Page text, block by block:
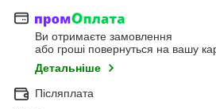
Ви отримаєте замовлення
або гроші повернуться на вашу
Детальніше
Післяплата